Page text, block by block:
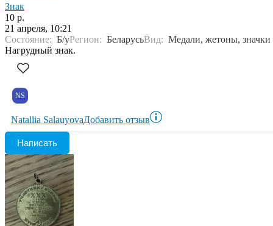
Знак
10 р.
21 апреля, 10:21
Состояние: Б/уРегион: БеларусьВид: Медали, жетоны, значки
Нагрудный знак.
NS
Natallia SalauyovaДобавить отзыв
Написать